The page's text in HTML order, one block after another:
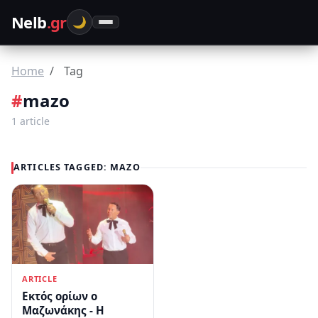
Nelb.gr 🌙
Home
Θρησκεία
Home Tag
#mazo
1 article
ARTICLES TAGGED: MAZO
ARTICLE
Εκτός ορίων ο
Μαζωνάκης - Η